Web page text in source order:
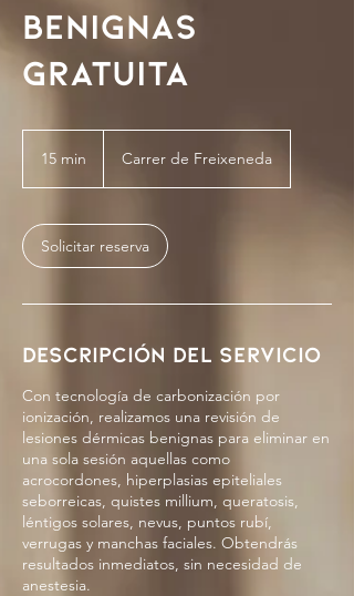
Benignas
Gratuita
15 min
m
i
n
Carrer de Freixeneda
Solicitar reserva
Descripción del servicio
Con tecnología de carbonización por
ionización, realizamos una revisión de
lesiones dérmicas benignas para eliminar en
una sola sesión aquellas como
acrocordones, hiperplasias epiteliales
seborreicas, quistes millium, queratosis,
léntigos solares, nevus, puntos rubí,
verrugas y manchas faciales. Obtendrás
resultados inmediatos, sin necesidad de
anestesia.